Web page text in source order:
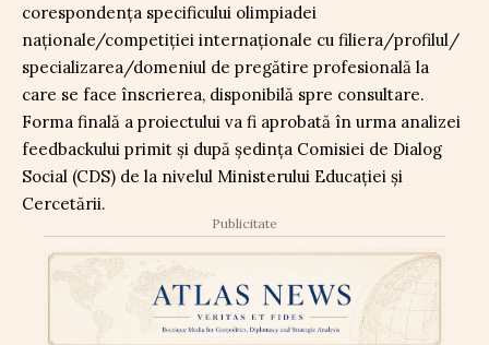
corespondența specificului olimpiadei
naționale/competiției internaționale cu filiera/profilul/
specializarea/domeniul de pregătire profesională la
care se face înscrierea, disponibilă spre consultare.
Forma finală a proiectului va fi aprobată în urma analizei
feedbackului primit și după ședința Comisiei de Dialog
Social (CDS) de la nivelul Ministerului Educației și
Cercetării.
Publicitate